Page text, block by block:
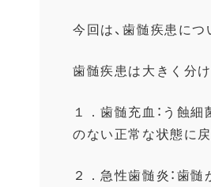
今回は、歯髄疾患につ
歯髄疾患は大きく分け
１．歯髄充血：う蝕細
のない正常な状態に戻
２．急性歯髄炎：歯